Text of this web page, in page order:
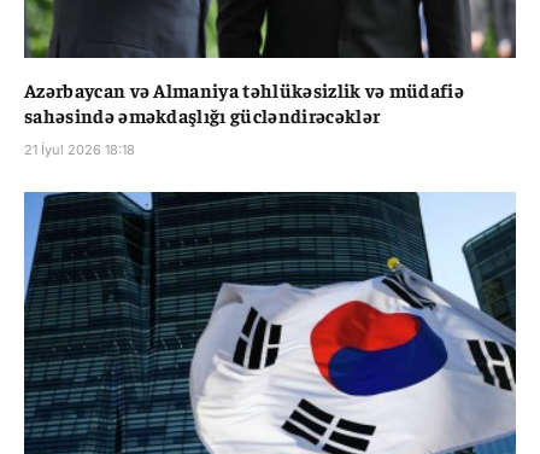
Azərbaycan və Almaniya təhlükəsizlik və müdafiə
sahəsində əməkdaşlığı gücləndirəcəklər
21 İyul 2026 18:18